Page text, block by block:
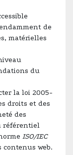
de
matérielles
du
la loi 2005-
droits et des
des
référentiel
ISO/IEC
contenus web.